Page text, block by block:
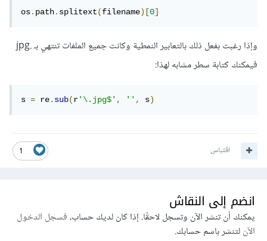
os.path.splitext(filename)[0]
وإذا رغبت بفعل ذلك بالتعابير النمطية وكانت جميع الملفات تنتهي بـ .jpg
فيمكنك كتابة سطر مشابه لهذا:
s = re.sub(r'\.jpg$', '', s)
1 اقتباس
انضم إلى النقاش
يمكنك أن تنشر الآن وتسجل لاحقًا. إذا كان لديك حساب،فسجل الدخول
الآنلتنشر باسم حسابك.